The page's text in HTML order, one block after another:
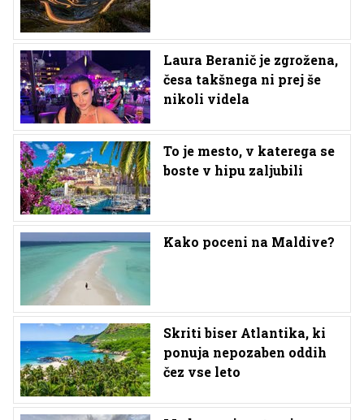
Laura Beranič je zgrožena,
česa takšnega ni prej še
nikoli videla
To je mesto, v katerega se
boste v hipu zaljubili
Kako poceni na Maldive?
Skriti biser Atlantika, ki
ponuja nepozaben oddih
čez vse leto